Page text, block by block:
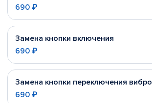
690 ₽
Замена кнопки включения
690 ₽
Замена кнопки переключения вибро
690 ₽